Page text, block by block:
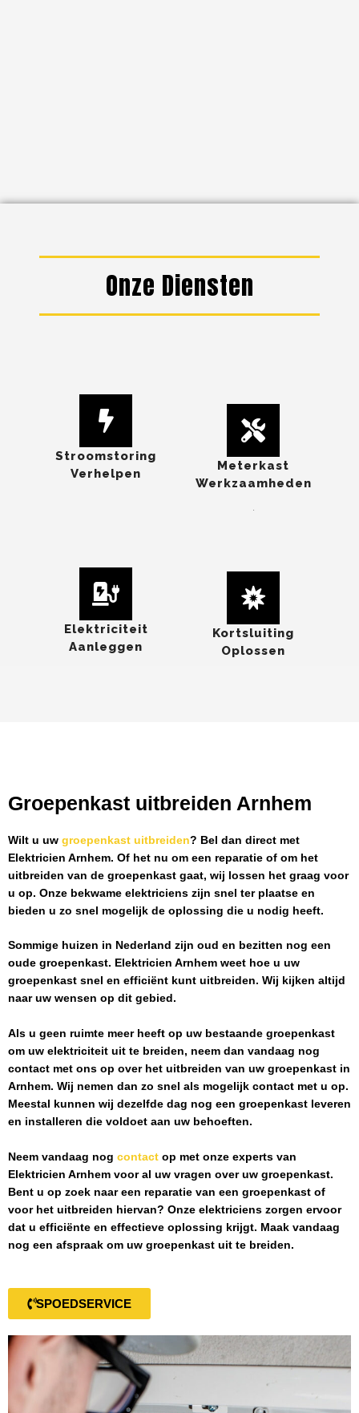
Onze Diensten
Stroomstoring
Verhelpen
Meterkast
Werkzaamheden
Elektriciteit
Aanleggen
Kortsluiting
Oplossen
Groepenkast uitbreiden Arnhem
Wilt u uw groepenkast uitbreiden? Bel dan direct met
Elektricien Arnhem. Of het nu om een reparatie of om het
uitbreiden van de groepenkast gaat, wij lossen het graag voor
u op. Onze bekwame elektriciens zijn snel ter plaatse en
bieden u zo snel mogelijk de oplossing die u nodig heeft.
Sommige huizen in Nederland zijn oud en bezitten nog een
oude groepenkast. Elektricien Arnhem weet hoe u uw
groepenkast snel en efficiënt kunt uitbreiden. Wij kijken altijd
naar uw wensen op dit gebied.
Als u geen ruimte meer heeft op uw bestaande groepenkast
om uw elektriciteit uit te breiden, neem dan vandaag nog
contact met ons op over het uitbreiden van uw groepenkast in
Arnhem. Wij nemen dan zo snel als mogelijk contact met u op.
Meestal kunnen wij dezelfde dag nog een groepenkast leveren
en installeren die voldoet aan uw behoeften.
Neem vandaag nog contact op met onze experts van
Elektricien Arnhem voor al uw vragen over uw groepenkast.
Bent u op zoek naar een reparatie van een groepenkast of
voor het uitbreiden hiervan? Onze elektriciens zorgen ervoor
dat u efficiënte en effectieve oplossing krijgt. Maak vandaag
nog een afspraak om uw groepenkast uit te breiden.
SPOEDSERVICE